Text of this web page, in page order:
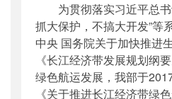
为贯彻落实习近平总
抓大保护，不搞大开发”等
中央 国务院关于加快推进
《长江经济带发展规划纲
绿色航运发展，我部于
《关于推进长江经济带绿